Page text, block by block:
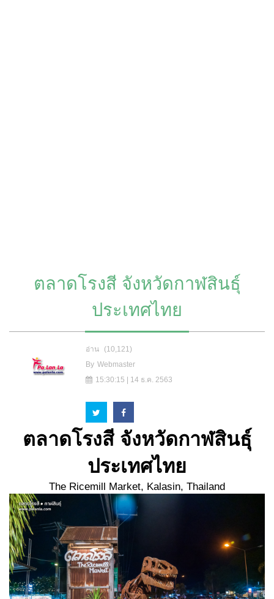
ตลาดโรงสี จังหวัดกาฬสินธุ์
ประเทศไทย
อ่าน
(10,121)
By Webmaster
15:30:15 | 14 ธ.ค. 2563
ตลาดโรงสีจังหวัดกาฬสินธุ์
ประเทศไทย
The Ricemill Market, Kalasin, Thailand